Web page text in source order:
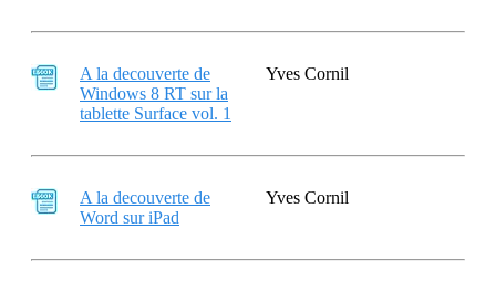
A la decouverte de
Windows 8 RT sur la
tablette Surface vol. 1
Yves Cornil
A la decouverte de
Word sur iPad
Yves Cornil